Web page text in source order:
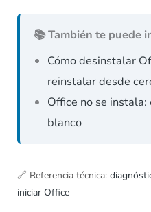
📚 También te puede
Cómo desinstalar
reinstalar desde
Office no se
blanco
🔗 Referencia técnica:
iniciar Office